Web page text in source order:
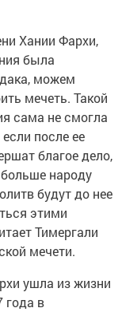
Хании Фархи,
была
можем
мечеть. Такой
сама не смогла
после ее
благое дело,
народу
будут до нее
этими
Тимергали
мечети.
ушла из жизни
года в